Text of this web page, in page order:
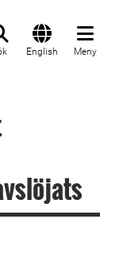
English Meny